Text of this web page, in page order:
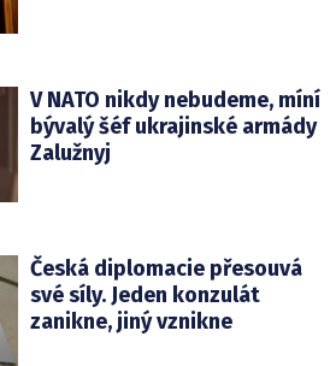
V NATO nikdy nebudeme, míní
bývalý šéf ukrajinské armády
Zalužnyj
Česká diplomacie přesouvá
své síly. Jeden konzulát
zanikne, jiný vznikne